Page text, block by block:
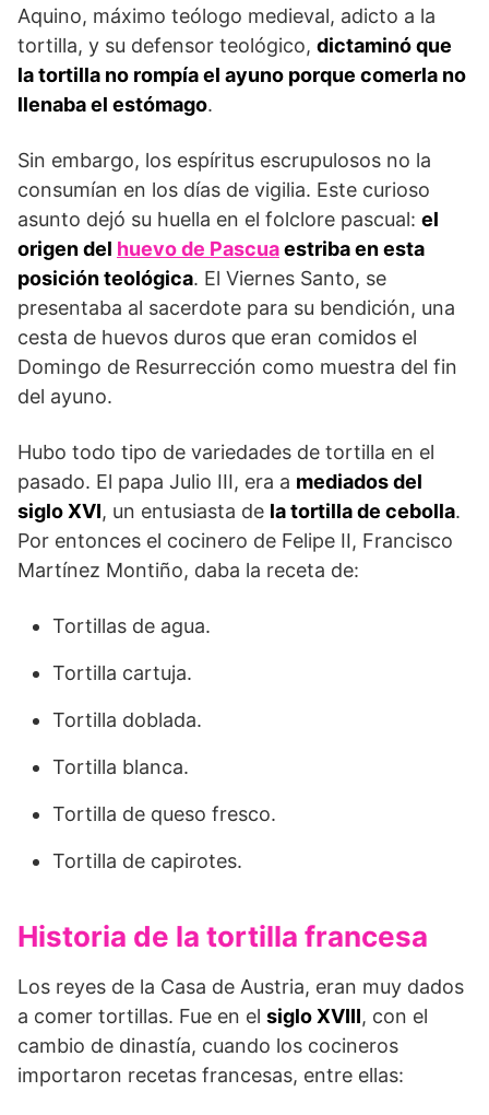
Aquino, máximo teólogo medieval, adicto a la
tortilla, y su defensor teológico, dictaminó que
la tortilla no rompía el ayuno porque comerla no
llenaba el estómago.
Sin embargo, los espíritus escrupulosos no la
consumían en los días de vigilia. Este curioso
asunto dejó su huella en el folclore pascual: el
origen del huevo de Pascuaestriba en esta
posición teológica. El Viernes Santo, se
presentaba al sacerdote para su bendición, una
cesta de huevos duros que eran comidos el
Domingo de Resurrección como muestra del fin
del ayuno.
Hubo todo tipo de variedades de tortilla en el
pasado. El papa Julio III, era a mediados del
siglo XVI, un entusiasta de la tortilla de cebolla.
Por entonces el cocinero de Felipe II, Francisco
Martínez Montiño, daba la receta de:
Tortillas de agua.
Tortilla cartuja.
Tortilla doblada.
Tortilla blanca.
Tortilla de queso fresco.
Tortilla de capirotes.
Historia de la tortilla francesa
Los reyes de la Casa de Austria, eran muy dados
a comer tortillas. Fue en el siglo XVIII, con el
cambio de dinastía, cuando los cocineros
importaron recetas francesas, entre ellas: